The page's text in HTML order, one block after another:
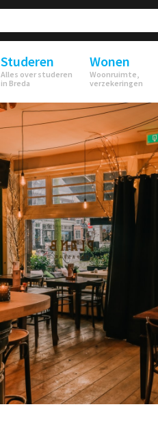
Studeren
Alles over studeren
in Breda
Wonen
Woonruimte,
verzekeringen